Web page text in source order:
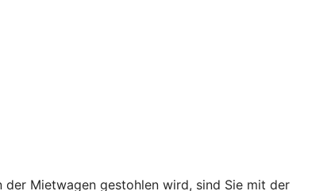
der Mietwagen gestohlen wird, sind Sie mit der